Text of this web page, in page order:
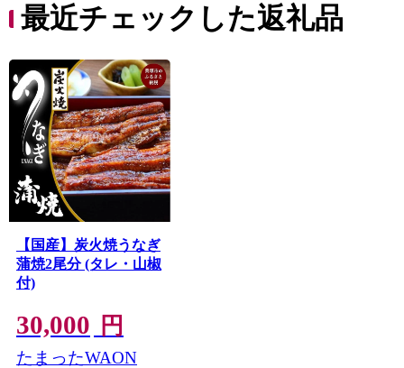
最近チェックした返礼品
【国産】炭火焼うなぎ
蒲焼2尾分 (タレ・山椒
付)
30,000 円
たまったWAON